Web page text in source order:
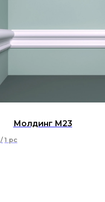
Молдинг М23
/ 1 pc